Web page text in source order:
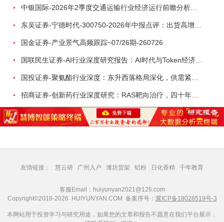
中银国际-2026年2季度交通运输行业经济运行前瞻分析：地缘冲突致航运和航空景气度分化，交通基础设施板块总体呈现稳健特征-260724
东吴证券-宁德时代-300750-2026年中报点评：出货高增业绩稳健，回购彰显龙头信心-260726
国金证券-产业景气高频跟踪~07/26期-260726
国联民生证券-AI行业深度研究报告：AI时代与Token经济，从技术符号到数字石油-260801
招商证券-创新药行业深度研究：RAS靶向治疗，四十年不可成药的终结，与终结之后的治疗格局演化-260805
友情链接： 慧云研 广州入户 潍坊货架 铝粉 日化香精 千年教育
客服Email：huiyunyan2021@126.com
Copyright©2018-2026 HUIYUNYAN.COM 备案序号： 冀ICP备18028519号-3
本网站用于投资学习与研究用途，如果您的文章和报告不愿意在我们平台展示，